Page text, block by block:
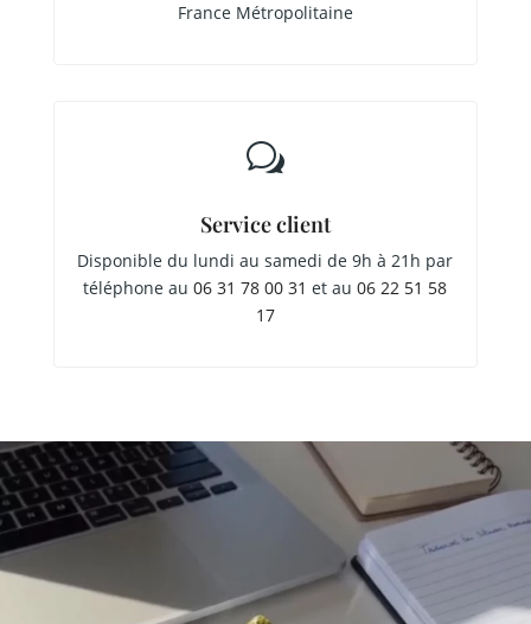
France Métropolitaine
w
Service client
Disponible du lundi au samedi de 9h à 21h par
téléphone au06 31 78 00 31 et au06 22 51 58
17